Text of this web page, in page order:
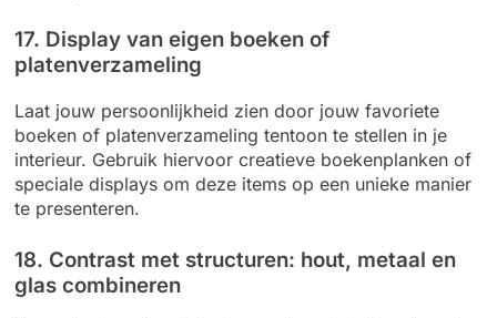
17. Display van eigen boeken of
platenverzameling
Laat jouw persoonlijkheid zien door jouw favoriete
boeken of platenverzameling tentoon te stellen in je
interieur. Gebruik hiervoor creatieve boekenplanken of
speciale displays om deze items op een unieke manier
te presenteren.
18. Contrast met structuren: hout, metaal en
glas combineren